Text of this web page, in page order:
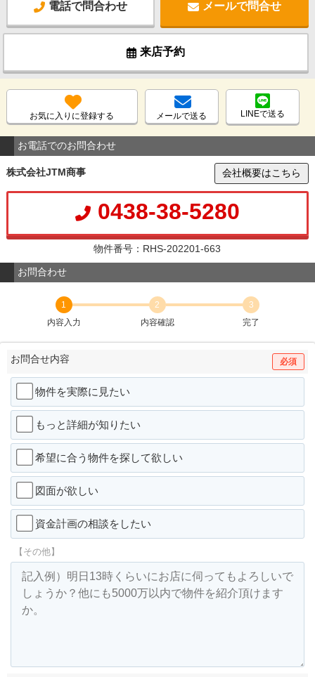
電話で問合わせ メールで問合せ
来店予約
お気に入りに登録する メールで送る LINEで送る
お電話でのお問合わせ
株式会社JTM商事 会社概要はこちら
0438-38-5280
物件番号：RHS-202201-663
お問合わせ
1
内容入力
2
内容確認
3
完了
お問合せ内容 必須
物件を実際に見たい
もっと詳細が知りたい
希望に合う物件を探して欲しい
図面が欲しい
資金計画の相談をしたい
【その他】